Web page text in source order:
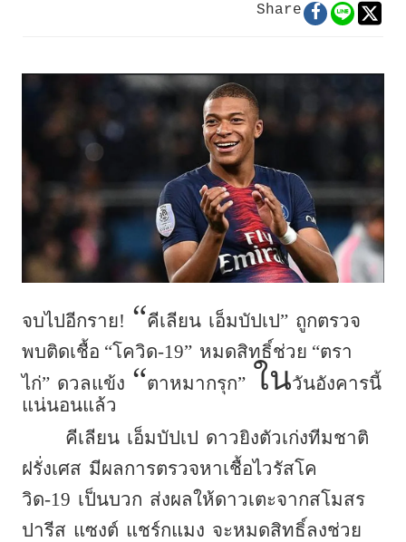
Share
จบไปอีกราย! “คีเลียน เอ็มบัปเป” ถูกตรวจ
พบติดเชื้อ “โควิด-19” หมดสิทธิ์ช่วย “ตรา
ไก่” ดวลแข้ง “ตาหมากรุก” ในวันอังคารนี้
แน่นอนแล้ว
คีเลียน เอ็มบัปเป ดาวยิงตัวเก่งทีมชาติ
ฝรั่งเศส มีผลการตรวจหาเชื้อไวรัสโค
วิด-19 เป็นบวก ส่งผลให้ดาวเตะจากสโมสร
ปารีส แซงต์ แชร์กแมง จะหมดสิทธิ์ลงช่วย